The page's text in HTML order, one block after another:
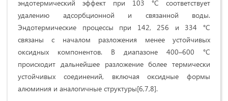
эндотермический эффект при 103 °C соответствует
удалению адсорбционной и связанной воды.
Эндотермические процессы при 142, 256 и 334 °C
связаны с началом разложения менее устойчивых
оксидных компонентов. В диапазоне 400–600 °C
происходит дальнейшее разложение более термически
устойчивых соединений, включая оксидные формы
алюминия и аналогичные структуры[6,7,8].